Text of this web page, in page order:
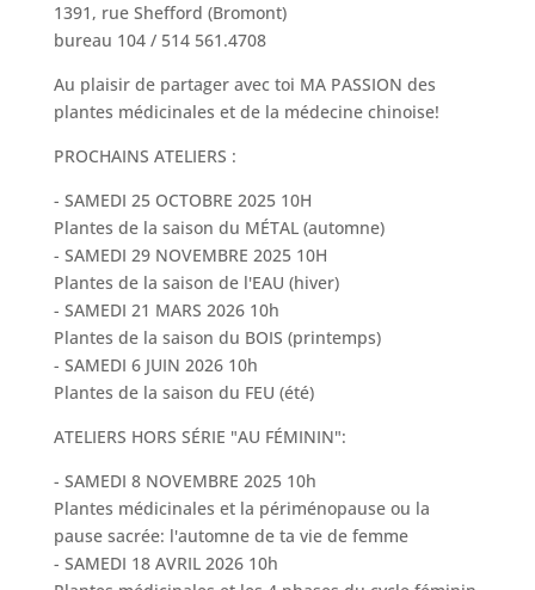
1391, rue Shefford (Bromont)
bureau 104 / 514 561.4708
Au plaisir de partager avec toi MA PASSION des
plantes médicinales et de la médecine chinoise!
PROCHAINS ATELIERS :
- SAMEDI 25 OCTOBRE 2025 10H
Plantes de la saison du MÉTAL (automne)
- SAMEDI 29 NOVEMBRE 2025 10H
Plantes de la saison de l'EAU (hiver)
- SAMEDI 21 MARS 2026 10h
Plantes de la saison du BOIS (printemps)
- SAMEDI 6 JUIN 2026 10h
Plantes de la saison du FEU (été)
ATELIERS HORS SÉRIE "AU FÉMININ":
- SAMEDI 8 NOVEMBRE 2025 10h
Plantes médicinales et la périménopause ou la
pause sacrée: l'automne de ta vie de femme
- SAMEDI 18 AVRIL 2026 10h